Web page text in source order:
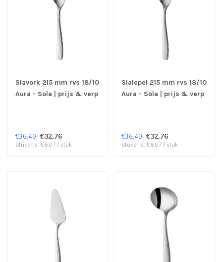
Slavork 215 mm rvs 18/10
Aura - Sola | prijs & verp
€36,40 €32,76
Stukprijs: €6,07 / stuk
Slalepel 215 mm rvs 18/10
Aura - Sola | prijs & verp
€36,40 €32,76
Stukprijs: €6,07 / stuk